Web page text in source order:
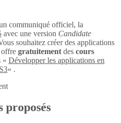
communiqué officiel, la
avec une version Candidate
souhaitez créer des applications
gratuitement des cours
« Développer les applications en
« .
proposés